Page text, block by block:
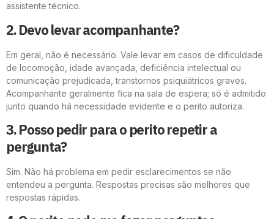
assistente técnico.
2. Devo levar acompanhante?
Em geral, não é necessário. Vale levar em casos de dificuldade
de locomoção, idade avançada, deficiência intelectual ou
comunicação prejudicada, transtornos psiquiátricos graves.
Acompanhante geralmente fica na sala de espera; só é admitido
junto quando há necessidade evidente e o perito autoriza.
3. Posso pedir para o perito repetir a
pergunta?
Sim. Não há problema em pedir esclarecimentos se não
entendeu a pergunta. Respostas precisas são melhores que
respostas rápidas.